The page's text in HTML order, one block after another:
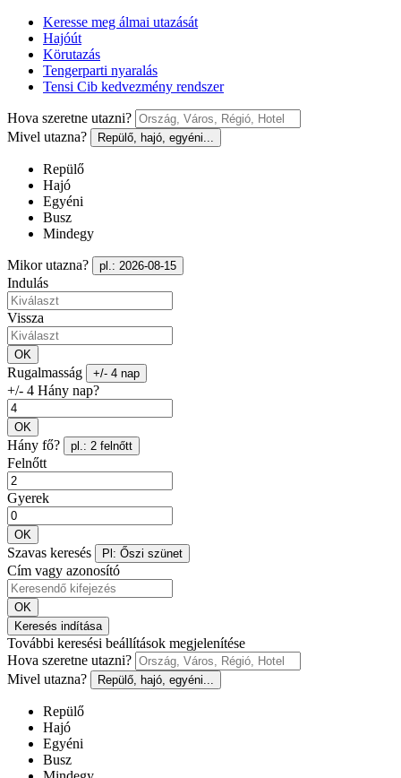
Keresse meg álmai utazását
Hajóút
Körutazás
Tengerparti nyaralás
Tensi Cib kedvezmény rendszer
Hova szeretne utazni?
Mivel utazna?
Repülő, hajó, egyéni...
Repülő
Hajó
Egyéni
Busz
Mindegy
Mikor utazna? pl.: 2026-08-15
Indulás
Vissza
OK
Rugalmasság +/- 4 nap
+/- 4 Hány nap?
OK
Hány fő? pl.: 2 felnőtt
Felnőtt
Gyerek
OK
Szavas keresés Pl: Őszi szünet
Cím vagy azonosító
OK
Keresés indítása
További keresési beállítások megjelenítése
Hova szeretne utazni?
Mivel utazna?
Repülő, hajó, egyéni...
Repülő
Hajó
Egyéni
Busz